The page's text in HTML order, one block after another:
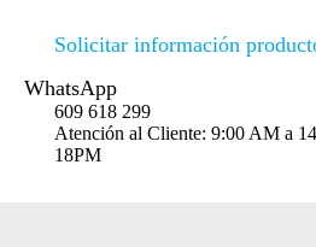
Solicitar información
WhatsApp
609 618 299
Atención al Cliente: 9:00 AM a
18PM